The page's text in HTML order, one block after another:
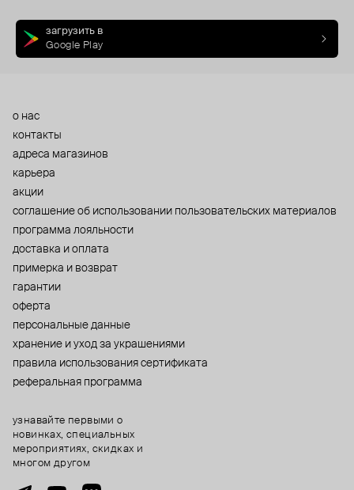
загрузить в
Google Play
о нас
контакты
адреса магазинов
карьера
акции
cоглашение об использовании пользовательских материалов
программа лояльности
доставка и оплата
примерка и возврат
гарантии
оферта
персональные данные
хранение и уход за украшениями
правила использования сертификата
реферальная программа
узнавайте первыми о
новинках, специальных
мероприятиях, скидках и
многом другом